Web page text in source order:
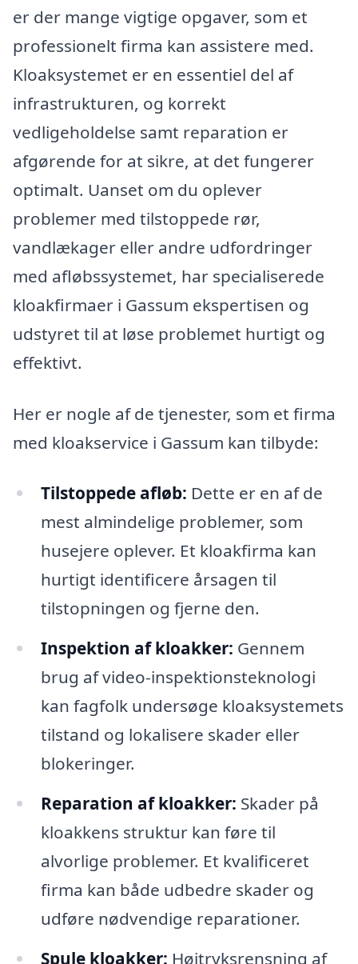
er der mange vigtige opgaver, som et
professionelt firma kan assistere med.
Kloaksystemet er en essentiel del af
infrastrukturen, og korrekt
vedligeholdelse samt reparation er
afgørende for at sikre, at det fungerer
optimalt. Uanset om du oplever
problemer med tilstoppede rør,
vandlækager eller andre udfordringer
med afløbssystemet, har specialiserede
kloakfirmaer i Gassum ekspertisen og
udstyret til at løse problemet hurtigt og
effektivt.
Her er nogle af de tjenester, som et firma
med kloakservice i Gassum kan tilbyde:
Tilstoppede afløb: Dette er en af de
mest almindelige problemer, som
husejere oplever. Et kloakfirma kan
hurtigt identificere årsagen til
tilstopningen og fjerne den.
Inspektion af kloakker: Gennem
brug af video-inspektionsteknologi
kan fagfolk undersøge kloaksystemets
tilstand og lokalisere skader eller
blokeringer.
Reparation af kloakker: Skader på
kloakkens struktur kan føre til
alvorlige problemer. Et kvalificeret
firma kan både udbedre skader og
udføre nødvendige reparationer.
Spule kloakker: Højtryksrensning af